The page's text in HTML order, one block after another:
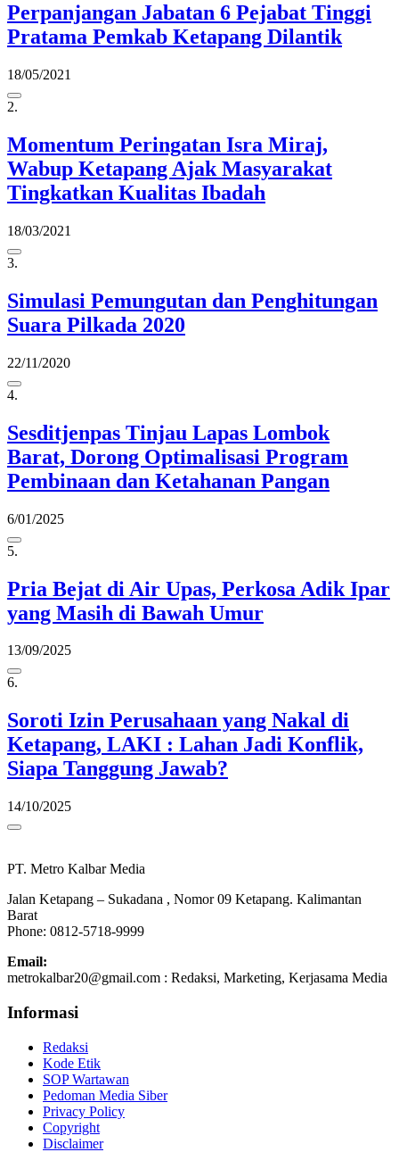
Perpanjangan Jabatan 6 Pejabat Tinggi
Pratama Pemkab Ketapang Dilantik
18/05/2021
2.
Momentum Peringatan Isra Miraj,
Wabup Ketapang Ajak Masyarakat
Tingkatkan Kualitas Ibadah
18/03/2021
3.
Simulasi Pemungutan dan Penghitungan
Suara Pilkada 2020
22/11/2020
4.
Sesditjenpas Tinjau Lapas Lombok
Barat, Dorong Optimalisasi Program
Pembinaan dan Ketahanan Pangan
6/01/2025
5.
Pria Bejat di Air Upas, Perkosa Adik Ipar
yang Masih di Bawah Umur
13/09/2025
6.
Soroti Izin Perusahaan yang Nakal di
Ketapang, LAKI : Lahan Jadi Konflik,
Siapa Tanggung Jawab?
14/10/2025
PT. Metro Kalbar Media
Jalan Ketapang – Sukadana , Nomor 09 Ketapang. Kalimantan
Barat
Phone: 0812-5718-9999
Email:
metrokalbar20@gmail.com : Redaksi, Marketing, Kerjasama Media
Informasi
Redaksi
Kode Etik
SOP Wartawan
Pedoman Media Siber
Privacy Policy
Copyright
Disclaimer